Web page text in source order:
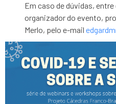
Em caso de dúvidas,
organizador do evento,
Merlo, pelo e-mail